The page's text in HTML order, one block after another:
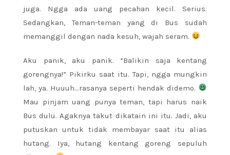
juga. Ngga ada uang pecahan kecil. Serius.
Sedangkan, Teman-teman yang di Bus sudah
memanggil dengan nada kesuh, wajah seram.
Aku panik, aku panik. “Balikin saja kentang
gorengnya!” Pikirku saat itu. Tapi, ngga mungkin
lah, ya. Huuuh…rasanya seperti hendak didemo.
Mau pinjam uang punya teman, tapi harus naik
Bus dulu. Agaknya takut dikatain ini itu. Jadi, aku
putuskan untuk tidak membayar saat itu alias
hutang. Iya, hutang kentang goreng sepuluh